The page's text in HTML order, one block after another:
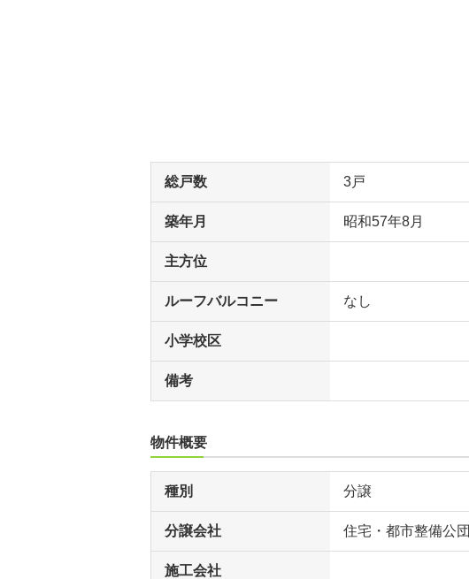
総戸数 3戸
築年月 昭和57年8月
主方位
ルーフバルコニー なし
小学校区
備考
物件概要
種別 分譲
分譲会社 住宅・都市整備公団
施工会社